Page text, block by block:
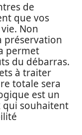
de
que vos
Non
préservation
permet
du débarras.
à traiter
totale sera
est un
qui souhaitent